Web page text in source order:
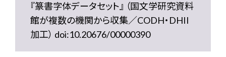
『篆書字体データセット』 （国文学研究資料
館が複数の機関から収集／CODH・DHII
加工） doi:10.20676/00000390